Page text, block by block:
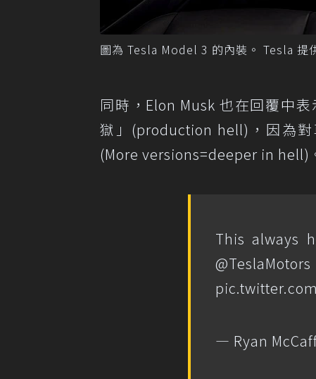
圖為 Tesla Model 3 的內裝。 Tesla 提
同時，Elon Musk 也在回覆中
獄」(production hell)，因為
(More versions=deeper in hell)
This always
@TeslaMotors
— Ryan